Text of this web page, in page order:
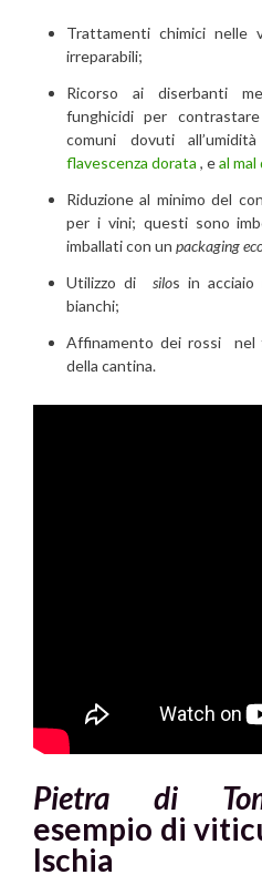
Trattamenti chimici nelle
irreparabili;
Ricorso ai diserbanti
funghicidi per
comuni dovuti
flavescenza dorata , eal mal
Riduzione al minimo del
per i vini; questi sono
imballati con un packaging
Utilizzo di silos in acciaio
bianchi;
Affinamento dei rossi
della cantina.
Pietra di
esempio di
Ischia